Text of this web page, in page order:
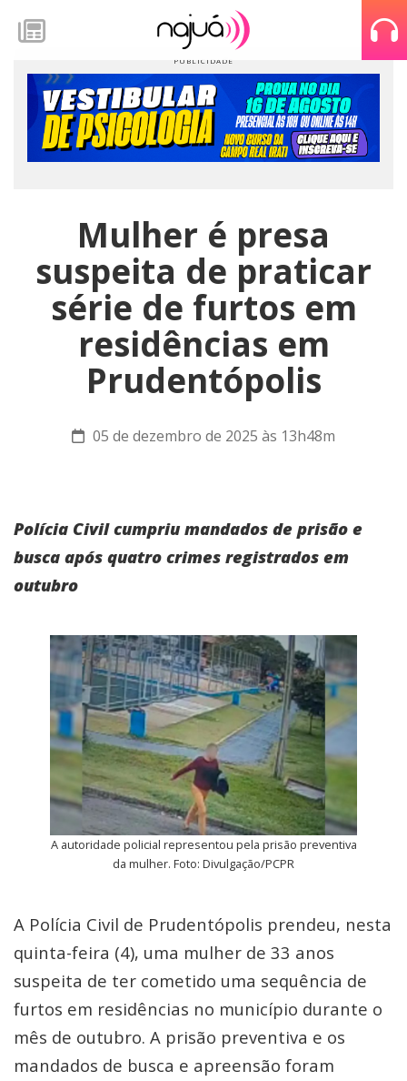
Mulher é presa
suspeita de praticar
série de furtos em
residências em
Prudentópolis
05 de dezembro de 2025 às 13h48m
Polícia Civil cumpriu mandados de prisão e
busca após quatro crimes registrados em
outubro
A autoridade policial representou pela prisão preventiva
da mulher. Foto: Divulgação/PCPR
A Polícia Civil de Prudentópolis prendeu, nesta
quinta-feira (4), uma mulher de 33 anos
suspeita de ter cometido uma sequência de
furtos em residências no município durante o
mês de outubro. A prisão preventiva e os
mandados de busca e apreensão foram